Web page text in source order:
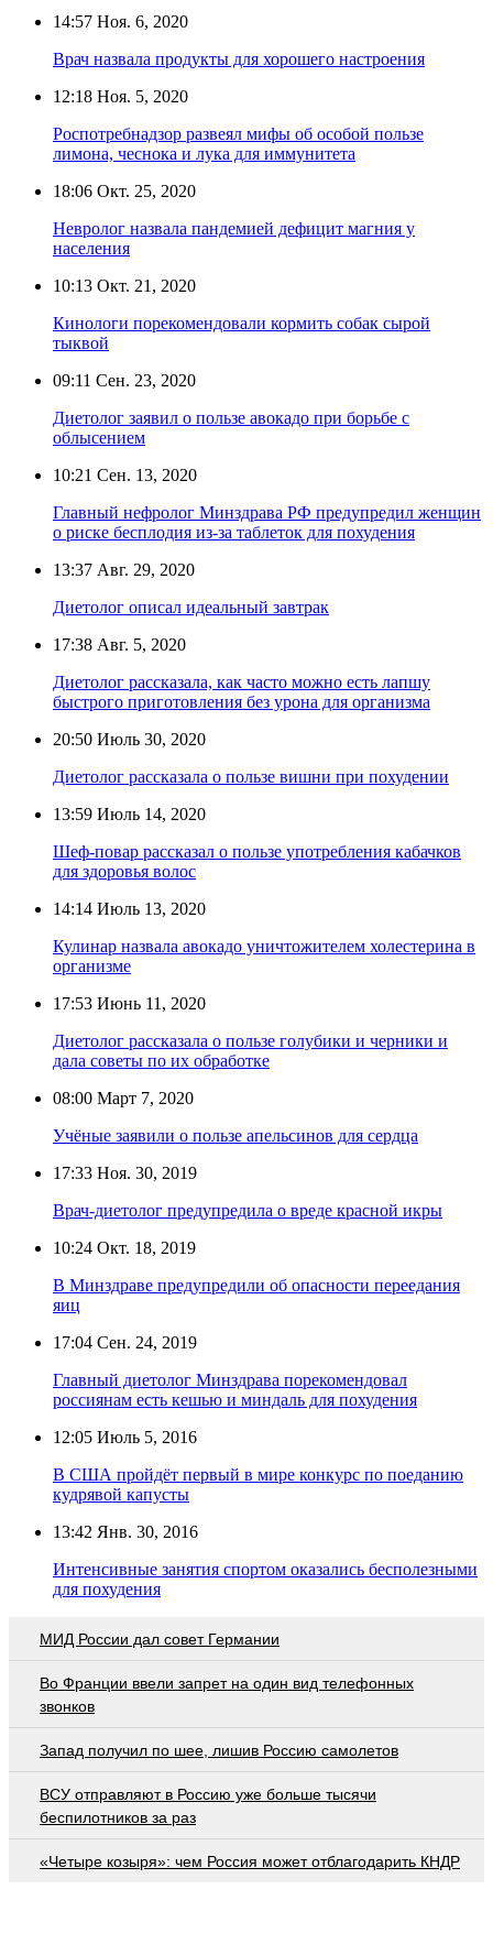
14:57 Ноя. 6, 2020
Врач назвала продукты для хорошего настроения
12:18 Ноя. 5, 2020
Роспотребнадзор развеял мифы об особой пользе
лимона, чеснока и лука для иммунитета
18:06 Окт. 25, 2020
Невролог назвала пандемией дефицит магния у
населения
10:13 Окт. 21, 2020
Кинологи порекомендовали кормить собак сырой
тыквой
09:11 Сен. 23, 2020
Диетолог заявил о пользе авокадо при борьбе с
облысением
10:21 Сен. 13, 2020
Главный нефролог Минздрава РФ предупредил женщин
о риске бесплодия из-за таблеток для похудения
13:37 Авг. 29, 2020
Диетолог описал идеальный завтрак
17:38 Авг. 5, 2020
Диетолог рассказала, как часто можно есть лапшу
быстрого приготовления без урона для организма
20:50 Июль 30, 2020
Диетолог рассказала о пользе вишни при похудении
13:59 Июль 14, 2020
Шеф-повар рассказал о пользе употребления кабачков
для здоровья волос
14:14 Июль 13, 2020
Кулинар назвала авокадо уничтожителем холестерина в
организме
17:53 Июнь 11, 2020
Диетолог рассказала о пользе голубики и черники и
дала советы по их обработке
08:00 Март 7, 2020
Учёные заявили о пользе апельсинов для сердца
17:33 Ноя. 30, 2019
Врач-диетолог предупредила о вреде красной икры
10:24 Окт. 18, 2019
В Минздраве предупредили об опасности переедания
яиц
17:04 Сен. 24, 2019
Главный диетолог Минздрава порекомендовал
россиянам есть кешью и миндаль для похудения
12:05 Июль 5, 2016
В США пройдёт первый в мире конкурс по поеданию
кудрявой капусты
13:42 Янв. 30, 2016
Интенсивные занятия спортом оказались бесполезными
для похудения
МИД России дал совет Германии
Во Франции ввели запрет на один вид телефонных
звонков
Запад получил по шее, лишив Россию самолетов
ВСУ отправляют в Россию уже больше тысячи
беспилотников за раз
«Четыре козыря»: чем Россия может отблагодарить КНДР